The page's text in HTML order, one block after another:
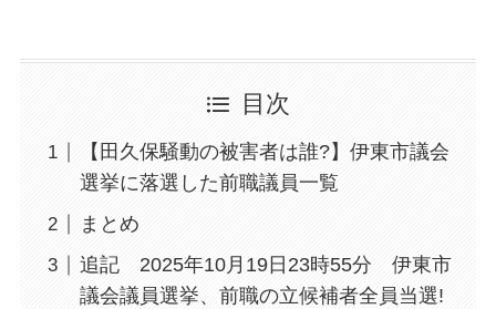
目次
【田久保騒動の被害者は誰?】伊東市議会
選挙に落選した前職議員一覧
まとめ
追記 2025年10月19日23時55分 伊東市
議会議員選挙、前職の立候補者全員当選!